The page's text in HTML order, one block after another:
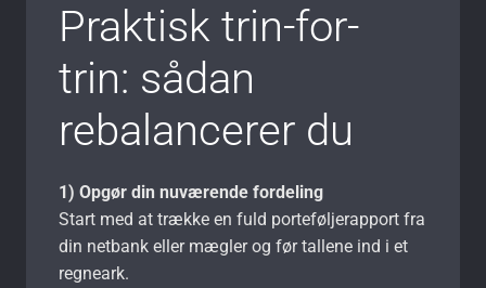
Praktisk trin-for-
trin: sådan
rebalancerer du
1) Opgør din nuværende fordeling
Start med at trække en fuld porteføljerapport fra
din netbank eller mægler og før tallene ind i et
regneark.